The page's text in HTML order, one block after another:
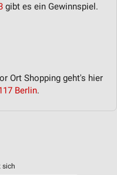
gibt es ein Gewinnspiel.
Ort Shopping geht's hier
Berlin.
sich